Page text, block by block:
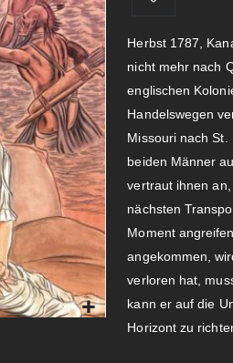
Herbst 1787,
nicht mehr nach
englischen
Handelswegen
Missouri nach
beiden Männer
vertraut ihnen
nächsten
Moment
angekommen,
verloren hat,
kann er auf die
Horizont zu